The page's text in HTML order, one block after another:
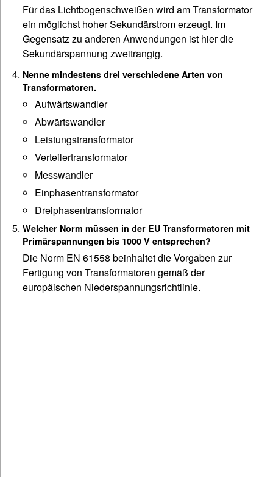
Für das Lichtbogenschweißen wird am Transformator
ein möglichst hoher Sekundärstrom erzeugt. Im
Gegensatz zu anderen Anwendungen ist hier die
Sekundärspannung zweitrangig.
Nenne mindestens drei verschiedene Arten von
Transformatoren.
Aufwärtswandler
Abwärtswandler
Leistungstransformator
Verteilertransformator
Messwandler
Einphasentransformator
Dreiphasentransformator
Welcher Norm müssen in der EU Transformatoren mit
Primärspannungen bis 1000 V entsprechen?
Die Norm EN 61558 beinhaltet die Vorgaben zur
Fertigung von Transformatoren gemäß der
europäischen Niederspannungsrichtlinie.